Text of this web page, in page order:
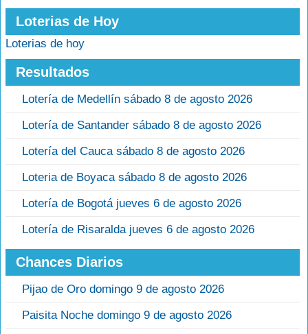
Loterias de Hoy
Loterias de hoy
Resultados
Lotería de Medellín sábado 8 de agosto 2026
Lotería de Santander sábado 8 de agosto 2026
Lotería del Cauca sábado 8 de agosto 2026
Loteria de Boyaca sábado 8 de agosto 2026
Lotería de Bogotá jueves 6 de agosto 2026
Lotería de Risaralda jueves 6 de agosto 2026
Chances Diarios
Pijao de Oro domingo 9 de agosto 2026
Paisita Noche domingo 9 de agosto 2026